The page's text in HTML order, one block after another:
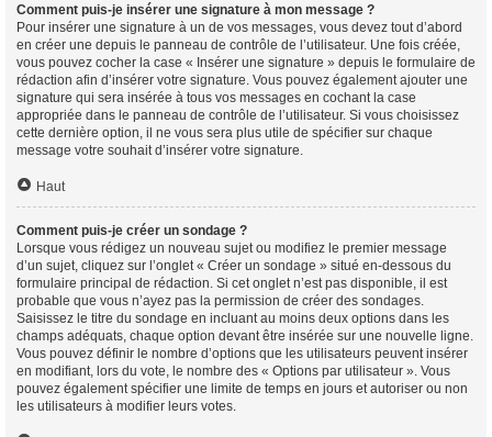
Comment puis-je insérer une signature à mon message ?
Pour insérer une signature à un de vos messages, vous devez tout d’abord
en créer une depuis le panneau de contrôle de l’utilisateur. Une fois créée,
vous pouvez cocher la case « Insérer une signature » depuis le formulaire de
rédaction afin d’insérer votre signature. Vous pouvez également ajouter une
signature qui sera insérée à tous vos messages en cochant la case
appropriée dans le panneau de contrôle de l’utilisateur. Si vous choisissez
cette dernière option, il ne vous sera plus utile de spécifier sur chaque
message votre souhait d’insérer votre signature.
Haut
Comment puis-je créer un sondage ?
Lorsque vous rédigez un nouveau sujet ou modifiez le premier message
d’un sujet, cliquez sur l’onglet « Créer un sondage » situé en-dessous du
formulaire principal de rédaction. Si cet onglet n’est pas disponible, il est
probable que vous n’ayez pas la permission de créer des sondages.
Saisissez le titre du sondage en incluant au moins deux options dans les
champs adéquats, chaque option devant être insérée sur une nouvelle ligne.
Vous pouvez définir le nombre d’options que les utilisateurs peuvent insérer
en modifiant, lors du vote, le nombre des « Options par utilisateur ». Vous
pouvez également spécifier une limite de temps en jours et autoriser ou non
les utilisateurs à modifier leurs votes.